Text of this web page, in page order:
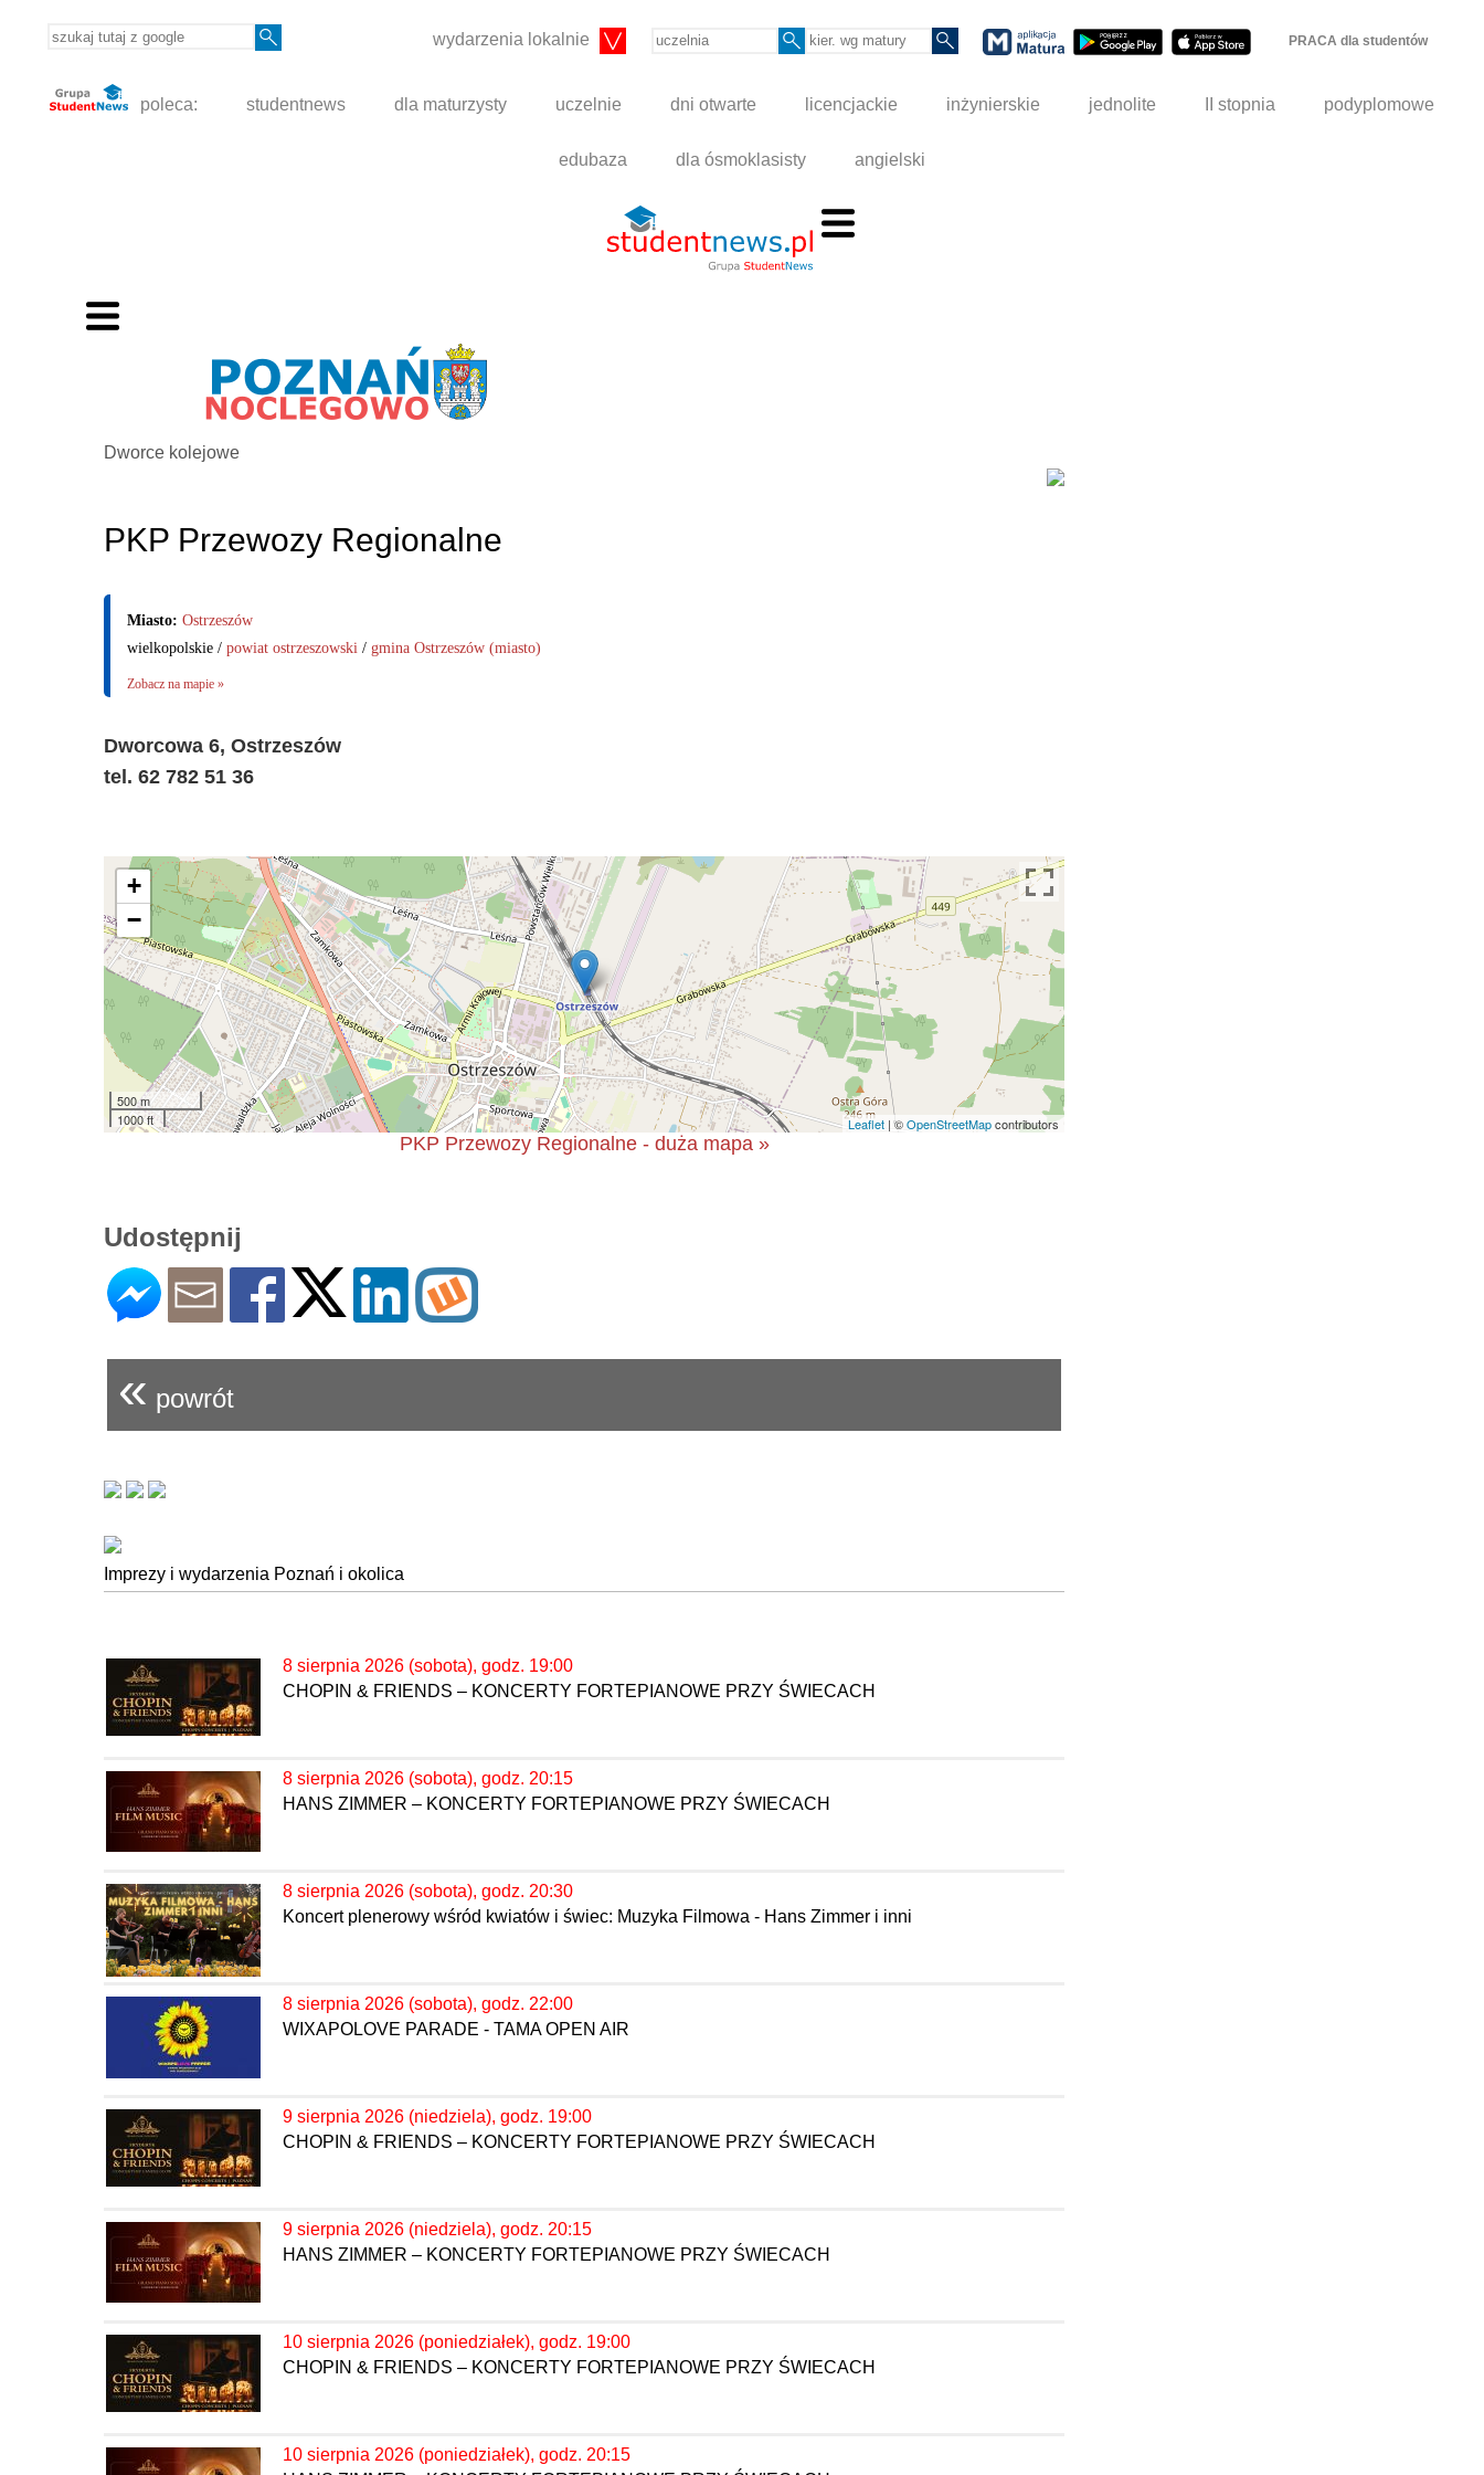
wydarzenia lokalnie PRACA dla studentów
poleca: studentnews dla maturzysty uczelnie dni otwarte licencjackie inżynierskie jednolite II stopnia podyplomowe
edubaza dla ósmoklasisty angielski
Dworce kolejowe
PKP Przewozy Regionalne
Miasto: Ostrzeszów
wielkopolskie / powiat ostrzeszowski / gmina Ostrzeszów (miasto)
Zobacz na mapie »
Dworcowa 6, Ostrzeszów
tel. 62 782 51 36
+
−
500 m
1000 ft
Leaflet | ©OpenStreetMapcontributors
PKP Przewozy Regionalne - duża mapa »
Udostępnij
« powrót
Imprezy i wydarzenia Poznań i okolica
8 sierpnia 2026 (sobota), godz. 19:00
CHOPIN & FRIENDS – KONCERTY FORTEPIANOWE PRZY ŚWIECACH
8 sierpnia 2026 (sobota), godz. 20:15
HANS ZIMMER – KONCERTY FORTEPIANOWE PRZY ŚWIECACH
8 sierpnia 2026 (sobota), godz. 20:30
Koncert plenerowy wśród kwiatów i świec: Muzyka Filmowa - Hans Zimmer i inni
8 sierpnia 2026 (sobota), godz. 22:00
WIXAPOLOVE PARADE - TAMA OPEN AIR
9 sierpnia 2026 (niedziela), godz. 19:00
CHOPIN & FRIENDS – KONCERTY FORTEPIANOWE PRZY ŚWIECACH
9 sierpnia 2026 (niedziela), godz. 20:15
HANS ZIMMER – KONCERTY FORTEPIANOWE PRZY ŚWIECACH
10 sierpnia 2026 (poniedziałek), godz. 19:00
CHOPIN & FRIENDS – KONCERTY FORTEPIANOWE PRZY ŚWIECACH
10 sierpnia 2026 (poniedziałek), godz. 20:15